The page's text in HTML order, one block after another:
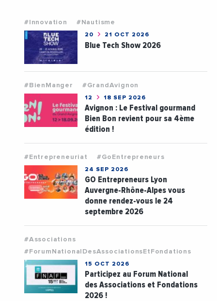
#Innovation #Nautisme
20 21 OCT 2026
Blue Tech Show 2026
#BienManger #GrandAvignon
12 18 SEP 2026
Avignon : Le Festival gourmand
Bien Bon revient pour sa 4ème
édition !
#Entrepreneuriat #GoEntrepreneurs
24 SEP 2026
GO Entrepreneurs Lyon
Auvergne-Rhône-Alpes vous
donne rendez-vous le 24
septembre 2026
#Associations
#ForumNationalDesAssociationsEtFondations
15 OCT 2026
Participez au Forum National
des Associations et Fondations
2026 !